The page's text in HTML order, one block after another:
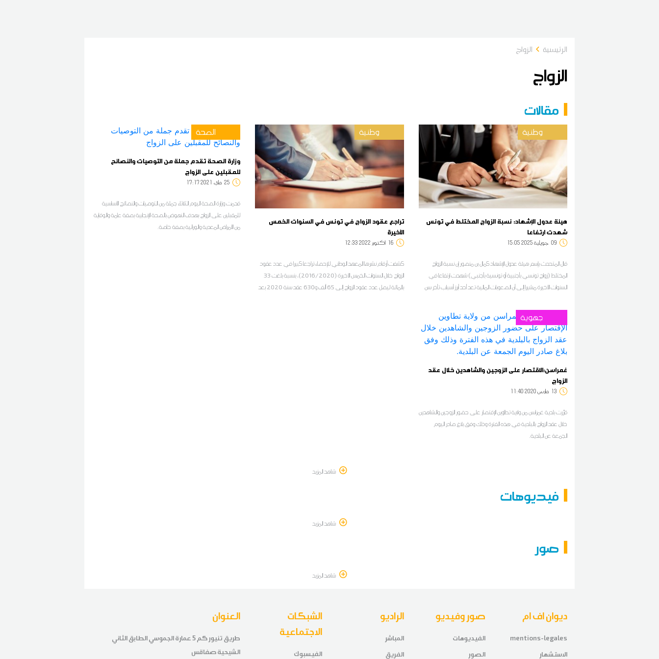
الرئيسية الزواج
الزواج
مقالات
وطنية
هيئة عدول الإشهاد: نسبة الزواج المختلط في تونس
شهدت ارتفاعا
09 15:05 2025 جويلية
قال المتحدث بإسم هيئة عدول الإشهاد كمال بن منصور إن نسبة الزواج
المختلط (زواج تونسي بأجنبية أو تونسية بأجنبي) شهدت ارتفاعا في
السنوات الأخيرة مشيرا إلى أن الصعوبات المالية تعد أحد أبرز أسباب تأخر سن
وطنية
تراجع عقود الزواج في تونس في السنوات الخمس
الأخيرة
16 12:33 2022 أكتوبر
كشفت أرقام نشرها المعهد الوطني للإحصاء تراجعا كبيرا في عدد عقود
الزواج خلال السنوات الخمس الأخيرة (2016/2020)، بنسبة بلغت 33
بالمائة ليصل عدد عقود الزواج إلى 65 ألف و630 عقد سنة 2020 بعد
الصحة
وزارة الصحة تقدم جملة من التوصيات والنصائح
للمقبلين على الزواج
25 17:17 2021 ماي
قدمت وزارة الصحة اليوم الثلاثاء جملة من التوصيات والنصائح الأساسية
للمقبلين على الزواج بهدف النهوض بالصحة الإنجابية بصفة عامة والوقاية
من الأمراض المعدية والوراثية بصفة خاصة.
جهوية
غمراسن:الاقتصار على الزوجين والشاهدين خلال عقد
الزواج
13 11:40 2020 مارس
قرّرت بلدية غمراسن من ولاية تطاوين الإقتصار على حضور الزوجين والشاهدين
خلال عقد الزواج بالبلدية في هذه الفترة وذلك وفق بلاغ صادر اليوم
الجمعة عن البلدية.
شاهد المزيد
فيديوهات
شاهد المزيد
صور
شاهد المزيد
العنوان
طريق تنيور كم 5 عمارة الجموسي الطابق الثاني
الشيحية صفاقس
الشبكات
الاجتماعية
الفيسبوك
الراديو
المباشر
الفريق
صور وفيديو
الفيديوهات
الصور
ديوان اف ام
mentions-legales
الاستشهار